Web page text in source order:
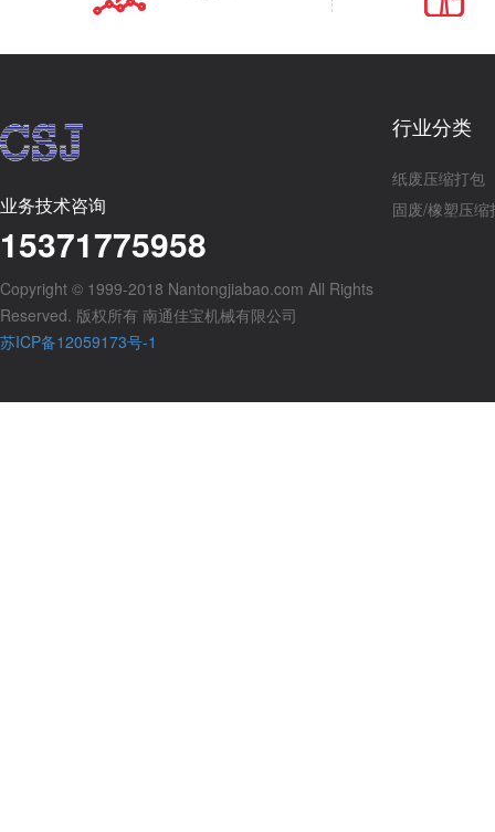
业务技术咨询
15371775958
Copyright © 1999-2018 Nantongjiabao.com All Rights
Reserved. 版权所有 南通佳宝机械有限公司
苏ICP备12059173号-1
行业分类
纸废压缩打包
固废/橡塑压缩